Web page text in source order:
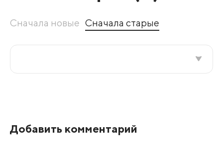
Сначала новые Сначала старые
Добавить комментарий